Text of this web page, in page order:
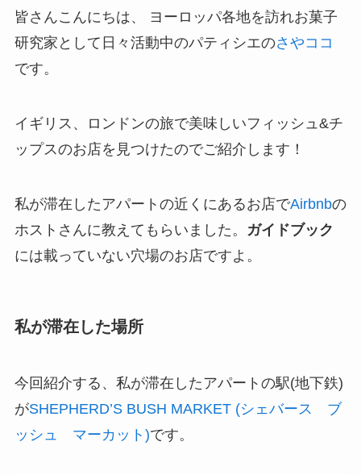
皆さんこんにちは、 ヨーロッパ各地を訪れお菓子
研究家として日々活動中のパティシエのさやココ
です。
イギリス、ロンドンの旅で美味しいフィッシュ&チ
ップスのお店を見つけたのでご紹介します！
私が滞在したアパートの近くにあるお店でAirbnbの
ホストさんに教えてもらいました。
ガイドブック
には載っていない穴場のお店ですよ。
私が滞在した場所
今回紹介する、私が滞在したアパートの駅(地下鉄)
がSHEPHERD’S BUSH MARKET (シェバース ブ
ッシュ マーカット)です。